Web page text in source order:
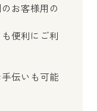
お客様用の
便利にご利
伝いも可能